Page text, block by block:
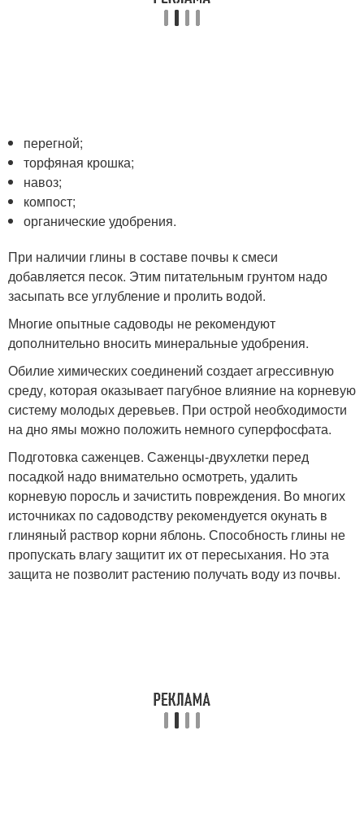
перегной;
торфяная крошка;
навоз;
компост;
органические удобрения.
При наличии глины в составе почвы к смеси
добавляется песок. Этим питательным грунтом надо
засыпать все углубление и пролить водой.
Многие опытные садоводы не рекомендуют
дополнительно вносить минеральные удобрения.
Обилие химических соединений создает агрессивную
среду, которая оказывает пагубное влияние на корневую
систему молодых деревьев. При острой необходимости
на дно ямы можно положить немного суперфосфата.
Подготовка саженцев. Саженцы-двухлетки перед
посадкой надо внимательно осмотреть, удалить
корневую поросль и зачистить повреждения. Во многих
источниках по садоводству рекомендуется окунать в
глиняный раствор корни яблонь. Способность глины не
пропускать влагу защитит их от пересыхания. Но эта
защита не позволит растению получать воду из почвы.